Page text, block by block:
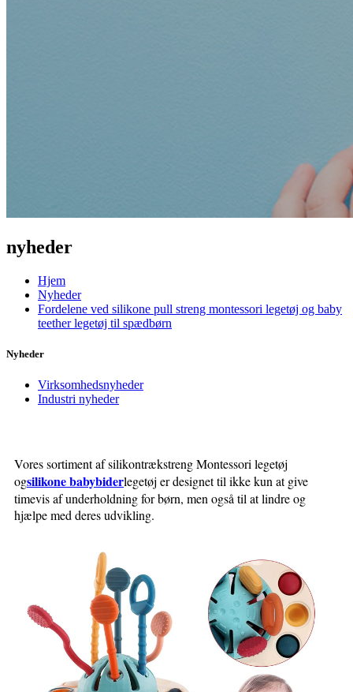
nyheder
Hjem
Nyheder
Fordelene ved silikone pull streng montessori legetøj og baby
teether legetøj til spædbørn
Nyheder
Virksomhedsnyheder
Industri nyheder
Vores sortiment af silikontrækstreng Montessori legetøj
ogsilikone babybiderlegetøj er designet til ikke kun at give
timevis af underholdning for børn, men også til at lindre og
hjælpe med deres udvikling.